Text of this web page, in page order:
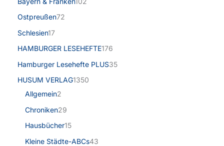
Ostpreußen72
Schlesien17
HAMBURGER LESEHEFTE176
Hamburger Lesehefte PLUS35
HUSUM VERLAG1350
Allgemein2
Chroniken29
Hausbücher15
Kleine Städte-ABCs43